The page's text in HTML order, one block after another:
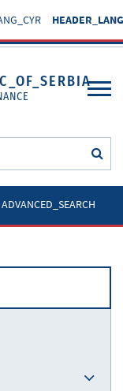
ADVANCED_SEARCH